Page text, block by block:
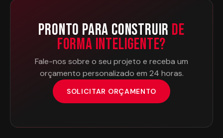
Pronto Para Construir de
Forma Inteligente?
Fale-nos sobre o seu projeto e receba um
orçamento personalizado em 24 horas.
SOLICITAR ORÇAMENTO